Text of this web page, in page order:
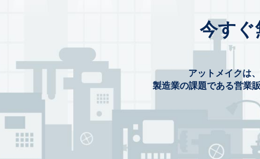
今すぐ
アットメイクは
製造業の課題である営業